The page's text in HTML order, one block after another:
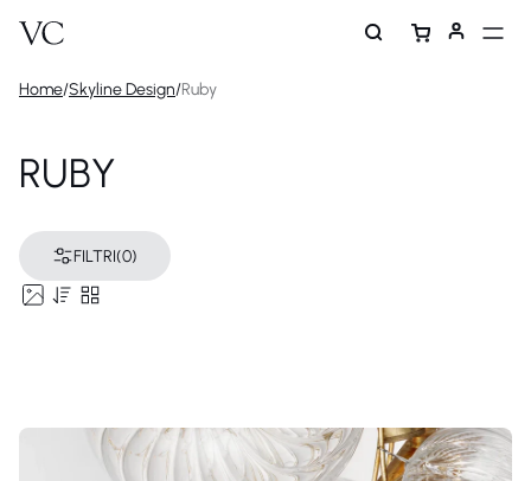
Home/Skyline Design/Ruby
RUBY
FILTRI(0)